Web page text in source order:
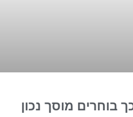
בוחרים מוסך נכון